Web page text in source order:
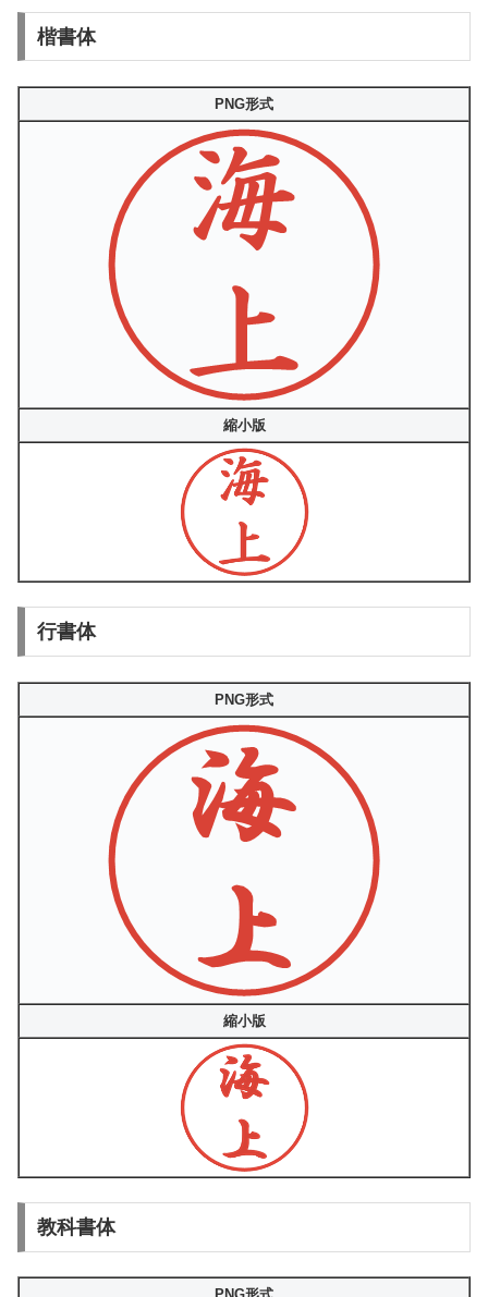
楷書体
PNG形式
縮小版
行書体
PNG形式
縮小版
教科書体